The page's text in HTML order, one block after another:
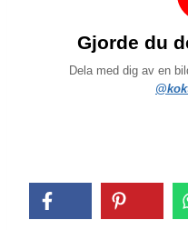
Gjorde du
Dela med dig av en